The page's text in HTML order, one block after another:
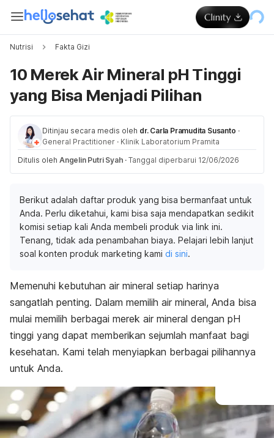
Nutrisi Fakta Gizi
10 Merek Air Mineral pH Tinggi
yang Bisa Menjadi Pilihan
Ditinjau secara medis oleh dr. Carla Pramudita Susanto ·
General Practitioner · Klinik Laboratorium Pramita
Ditulis oleh Angelin Putri Syah · Tanggal diperbarui 12/06/2026
Berikut adalah daftar produk yang bisa bermanfaat untuk
Anda. Perlu diketahui, kami bisa saja mendapatkan sedikit
komisi setiap kali Anda membeli produk via link ini.
Tenang, tidak ada penambahan biaya. Pelajari lebih lanjut
soal konten produk marketing kami di sini.
Memenuhi kebutuhan air mineral setiap harinya
sangatlah penting. Dalam memilih air mineral, Anda bisa
mulai memilih berbagai merek air mineral dengan pH
tinggi yang dapat memberikan sejumlah manfaat bagi
kesehatan. Kami telah menyiapkan berbagai pilihannya
untuk Anda.